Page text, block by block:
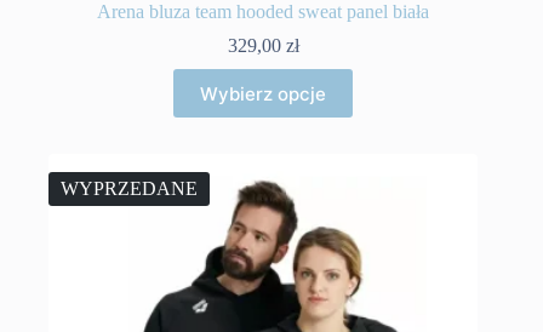
Arena bluza team hooded sweat panel biała
329,00 zł
Wybierz opcje
produkt
ma
Opcje
można
wybrać
na
stronie
produktu
WYPRZEDANE